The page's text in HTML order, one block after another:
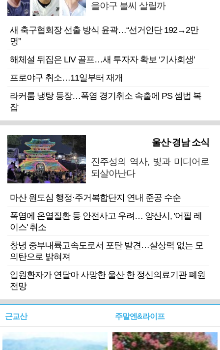
을야구 불씨 살릴까
새 축구협회장 선출 방식 윤곽…“선거인단 192→2만
명”
해체설 뒤집은 LIV 골프…새 투자자 확보 ‘기사회생’
프로야구 취소…11일부터 재개
라커룸 냉탕 등장…폭염 경기취소 속출에 PS 셈법 복
잡
울산·경남 소식
진주성의 역사, 빛과 미디어로
되살아난다
마산 원도심 행정·주거복합단지 연내 준공 수순
폭염에 온열질환 등 안전사고 우려… 양산시, '어필 레
이스' 취소
창녕 중부내륙고속도로서 포탄 발견…살상력 없는 모
의탄으로 밝혀져
입원환자가 연달아 사망한 울산 한 정신의료기관 폐원
전망
근교산 주말엔&라이프